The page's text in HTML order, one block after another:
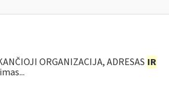
ORGANIZACIJA, ADRESAS IR